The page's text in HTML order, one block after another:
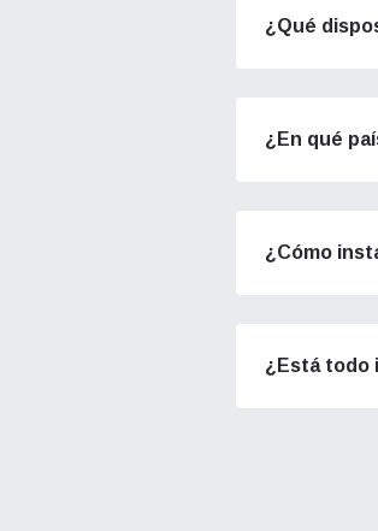
¿Qué
¿En qué
¿Cómo
¿Está todo